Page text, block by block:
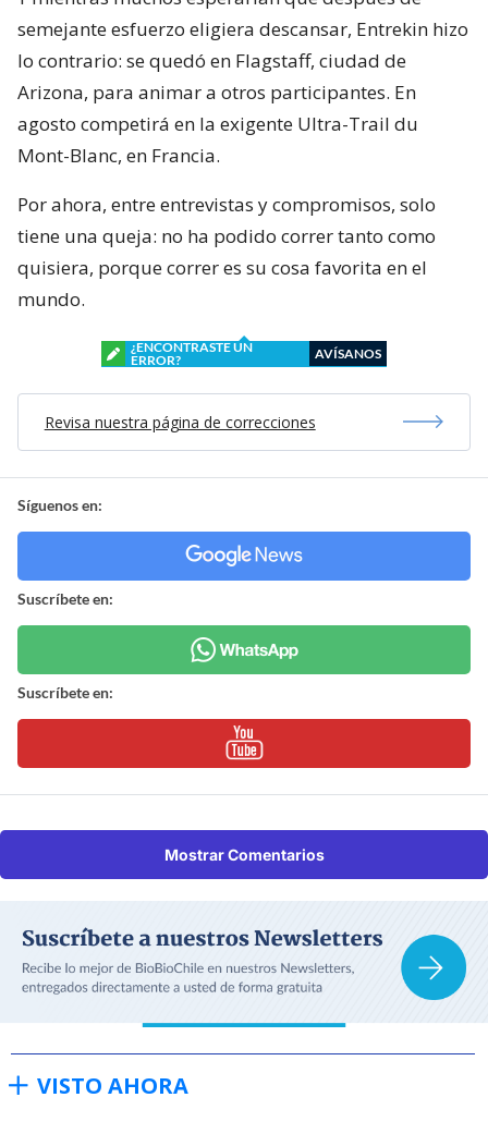
semejante esfuerzo eligiera descansar, Entrekin hizo
lo contrario: se quedó en Flagstaff, ciudad de
Arizona, para animar a otros participantes. En
agosto competirá en la exigente Ultra-Trail du
Mont-Blanc, en Francia.
Por ahora, entre entrevistas y compromisos, solo
tiene una queja: no ha podido correr tanto como
quisiera, porque correr es su cosa favorita en el
mundo.
¿ENCONTRASTE UN
ERROR?
AVÍSANOS
Revisa nuestra página de correcciones
Síguenos en:
Suscríbete en:
Suscríbete en:
Mostrar Comentarios
VISTO AHORA